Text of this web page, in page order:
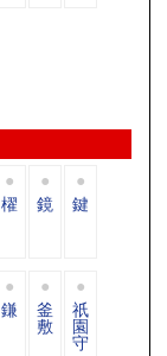
櫂 鏡 鍵
鎌 釜
敷
祇
園
守